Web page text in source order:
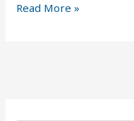
Read More »